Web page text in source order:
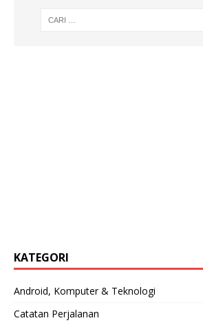
KATEGORI
Android, Komputer & Teknologi
Catatan Perjalanan